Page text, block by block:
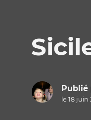
Publié
le 18 juin